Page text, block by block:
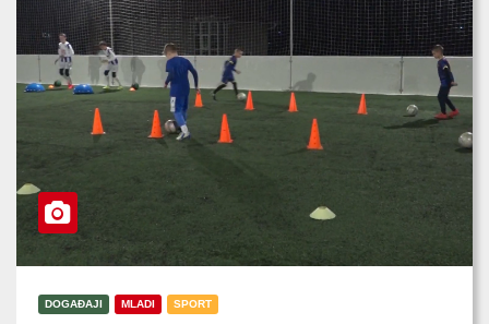
DOGAĐAJI MLADI SPORT